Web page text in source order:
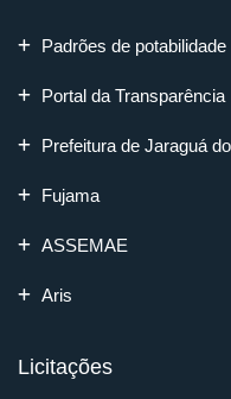
Padrões de potabilidade
Portal da Transparência
Prefeitura de Jaraguá
Fujama
ASSEMAE
Aris
Licitações